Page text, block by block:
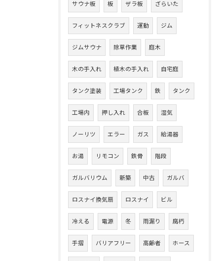
サウナ板 板 ザラ板 ざらいた
フィットネスクラブ 運動 ジム
ジムサウナ 除草作業 庭木
木の手入れ 植木の手入れ 自宅庭
タンク塗装 工場タンク 鉄 タンク
工場内 押し入れ 合板 湿気
ノーリツ エラー ガス 給湯器
お湯 リモコン 鉄骨 階段
ガルバリウム 新築 中古 ガルバ
ロスナイ換気扇 ロスナイ ビル
冷える 電源 冬 雨漏り 腐朽
手摺 バリアフリー 高齢者 ホース